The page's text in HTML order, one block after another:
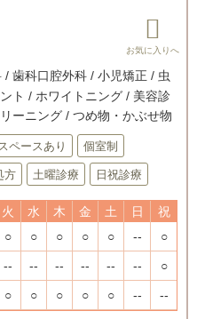
歯科口腔外科 / 小児矯正 / 虫
ト / ホワイトニング / 美容診
ーニング / つめ物・かぶせ物
ペースあり 個室制
方 土曜診療 日祝診療
火 水 木 金 土 日
祝
○ ○ ○ ○ ○ -- ○
-- -- -- -- -- -- ○
○ ○ ○ ○ ○ -- --